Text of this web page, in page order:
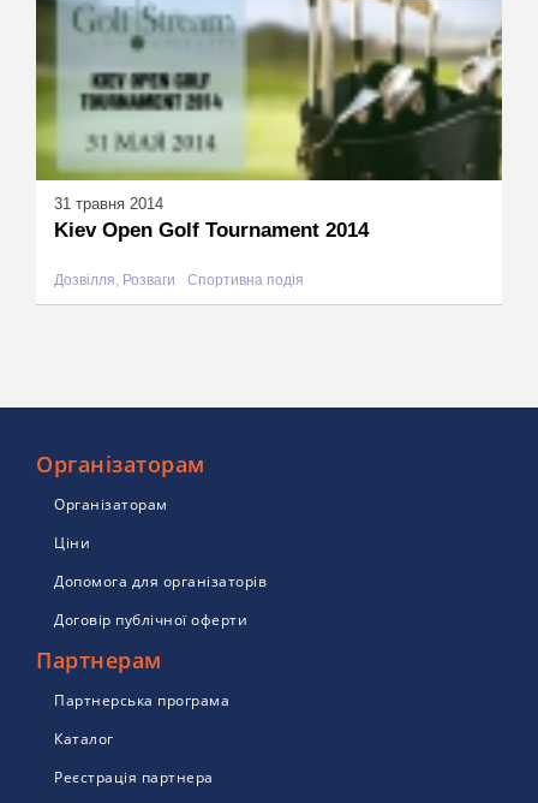
31 травня 2014
Kiev Open Golf Tournament 2014
Дозвілля, Розваги Спортивна подія
Організаторам
Організаторам
Ціни
Допомога для організаторів
Договір публічної оферти
Партнерам
Партнерська програма
Каталог
Реєстрація партнера